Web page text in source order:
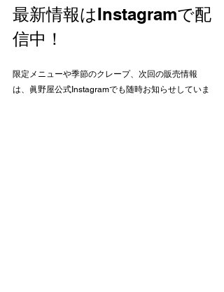
最新情報はInstagramで配
信中！
限定メニューや季節のクレープ、次回の販売情報
は、眞野屋公式Instagramでも随時お知らせしていま